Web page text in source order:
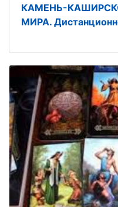
КАМЕНЬ-
МИРА.